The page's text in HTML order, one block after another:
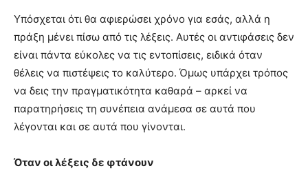
Υπόσχεται ότι θα αφιερώσει χρόνο για εσάς, αλλά η
πράξη μένει πίσω από τις λέξεις. Αυτές οι αντιφάσεις δεν
είναι πάντα εύκολες να τις εντοπίσεις, ειδικά όταν
θέλεις να πιστέψεις το καλύτερο. Όμως υπάρχει τρόπος
να δεις την πραγματικότητα καθαρά – αρκεί να
παρατηρήσεις τη συνέπεια ανάμεσα σε αυτά που
λέγονται και σε αυτά που γίνονται.
Όταν οι λέξεις δε φτάνουν